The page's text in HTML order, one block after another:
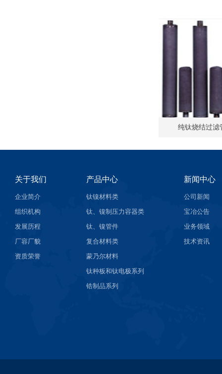
纯钛烧结过滤
关于我们
企业简介
组织机构
发展历程
厂容厂貌
资质荣誉
产品中心
钛镍材料类
钛、镍制压力容器类
钛、镍管件
复合材料类
蒙乃尔材料
钛种板和钛电极系列
锆制品系列
新闻中心
公司新闻
宝冶公告
业务领域
技术资讯